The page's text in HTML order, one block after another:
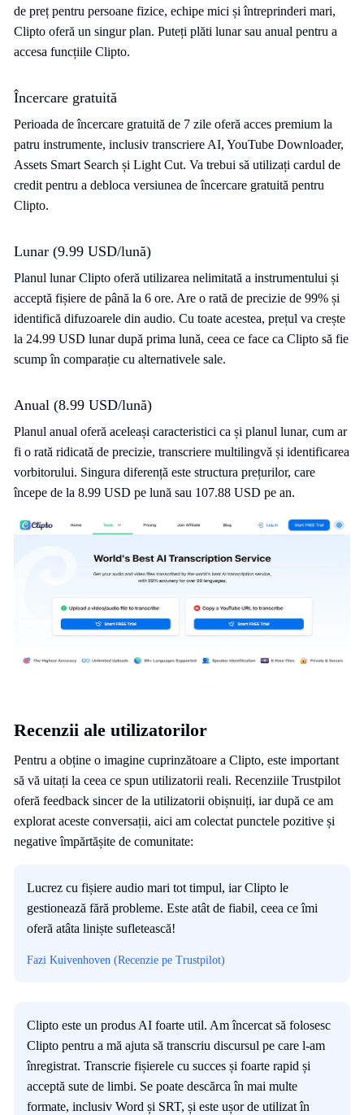
de preț pentru persoane fizice, echipe mici și întreprinderi mari,
Clipto oferă un singur plan. Puteți plăti lunar sau anual pentru a
accesa funcțiile Clipto.
Încercare gratuită
Perioada de încercare gratuită de 7 zile oferă acces premium la
patru instrumente, inclusiv transcriere AI, YouTube Downloader,
Assets Smart Search și Light Cut. Va trebui să utilizați cardul de
credit pentru a debloca versiunea de încercare gratuită pentru
Clipto.
Lunar (9.99 USD/lună)
Planul lunar Clipto oferă utilizarea nelimitată a instrumentului și
acceptă fișiere de până la 6 ore. Are o rată de precizie de 99% și
identifică difuzoarele din audio. Cu toate acestea, prețul va crește
la 24.99 USD lunar după prima lună, ceea ce face ca Clipto să fie
scump în comparație cu alternativele sale.
Anual (8.99 USD/lună)
Planul anual oferă aceleași caracteristici ca și planul lunar, cum ar
fi o rată ridicată de precizie, transcriere multilingvă și identificarea
vorbitorului. Singura diferență este structura prețurilor, care
începe de la 8.99 USD pe lună sau 107.88 USD pe an.
Recenzii ale utilizatorilor
Pentru a obține o imagine cuprinzătoare a Clipto, este important
să vă uitați la ceea ce spun utilizatorii reali. Recenziile Trustpilot
oferă feedback sincer de la utilizatorii obișnuiți, iar după ce am
explorat aceste conversații, aici am colectat punctele pozitive și
negative împărtășite de comunitate:
Lucrez cu fișiere audio mari tot timpul, iar Clipto le
gestionează fără probleme. Este atât de fiabil, ceea ce îmi
oferă atâta liniște sufletească!
Fazi Kuivenhoven (Recenzie pe Trustpilot)
Clipto este un produs AI foarte util. Am încercat să folosesc
Clipto pentru a mă ajuta să transcriu discursul pe care l-am
înregistrat. Transcrie fișierele cu succes și foarte rapid și
acceptă sute de limbi. Se poate descărca în mai multe
formate, inclusiv Word și SRT, și este ușor de utilizat în